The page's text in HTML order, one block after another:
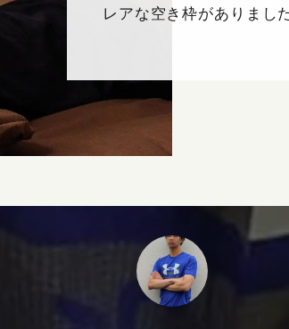
レアな空き枠がありまし